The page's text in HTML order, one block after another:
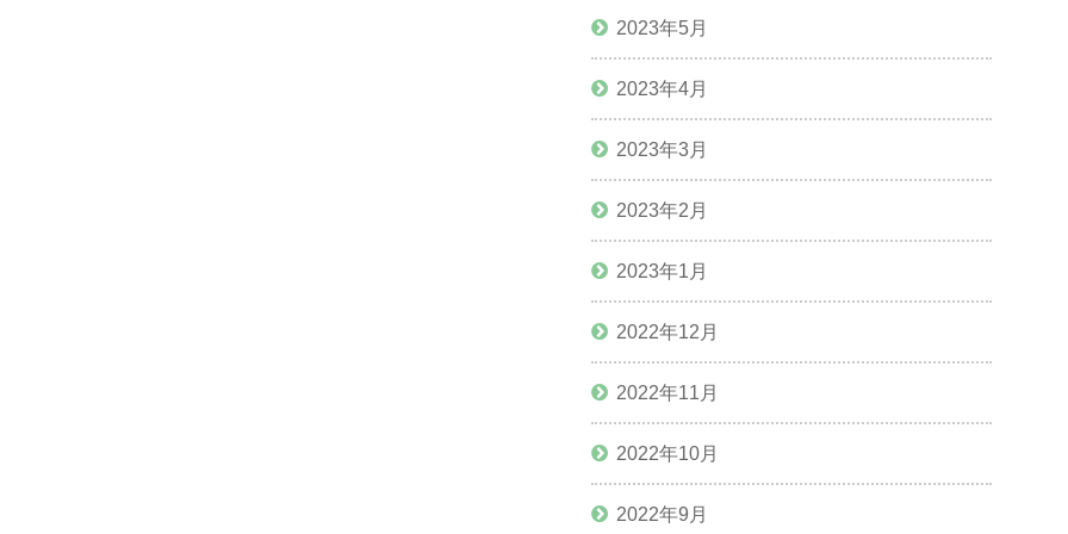
2023年5月
2023年4月
2023年3月
2023年2月
2023年1月
2022年12月
2022年11月
2022年10月
2022年9月